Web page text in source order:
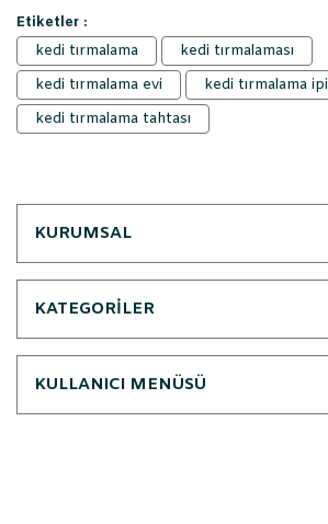
Etiketler :
kedi tırmalama
kedi tırmalaması
kedi tırmalama evi
kedi tırmalama ipi
kedi tırmalama tahtası
KURUMSAL
KATEGORİLER
KULLANICI MENÜSÜ